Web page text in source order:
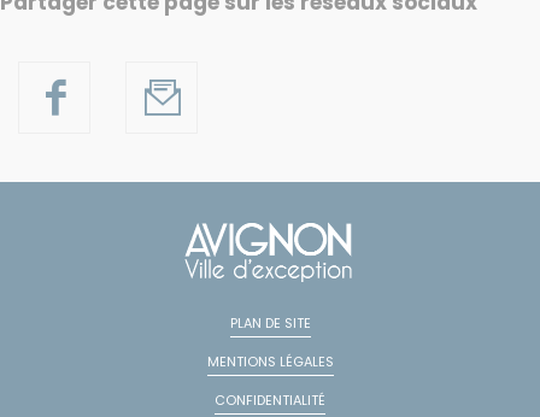
PLAN DE SITE
MENTIONS LÉGALES
CONFIDENTIALITÉ